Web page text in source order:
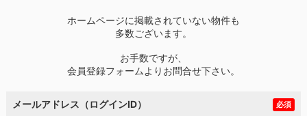
ホームページに掲載されていない物件も
多数ございます。
お手数ですが、
会員登録フォームよりお問合せ下さい。
メールアドレス（ログインID） 必須